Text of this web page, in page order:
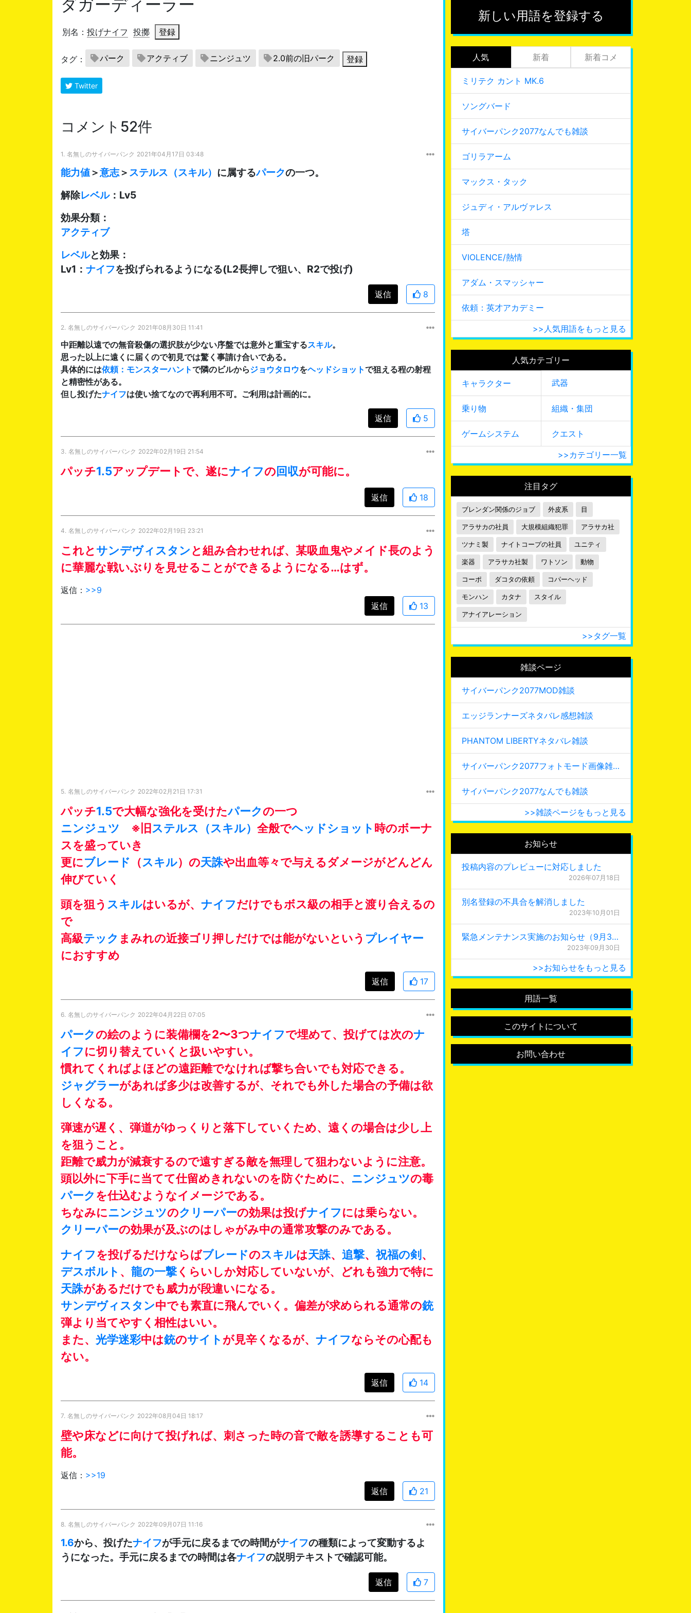
ダガーディーラー
別名： 投げナイフ 投擲 登録
タグ： パーク アクティブ ニンジュツ 2.0前の旧パーク 登録
Twitter
コメント52件
1. 名無しのサイバーパンク 2021年04月17日 03:48
能力値＞意志＞ ステルス（スキル） に属するパークの一つ。
解除レベル：Lv5
効果分類：
アクティブ
レベルと効果：
Lv1： ナイフを投げられるようになる(L2長押しで狙い、R2で投げ)
返信 8
2. 名無しのサイバーパンク 2021年08月30日 11:41
中距離以遠での無音殺傷の選択肢が少ない序盤では意外と重宝するスキル。
思った以上に遠くに届くので初見では驚く事請け合いである。
具体的には依頼：モンスターハントで隣のビルからジョウタロウをヘッドショットで狙える程の射程
と精密性がある。
但し投げたナイフは使い捨てなので再利用不可。ご利用は計画的に。
返信 5
3. 名無しのサイバーパンク 2022年02月19日 21:54
パッチ1.5アップデートで、遂にナイフの回収が可能に。
返信 18
4. 名無しのサイバーパンク 2022年02月19日 23:21
これとサンデヴィスタンと組み合わせれば、某吸血鬼やメイド長のよう
に華麗な戦いぶりを見せることができるようになる…はず。
返信： >>9
返信
13
5. 名無しのサイバーパンク 2022年02月21日 17:31
パッチ1.5で大幅な強化を受けたパークの一つ
ニンジュツ ※旧ステルス（スキル） 全般でヘッドショット 時のボーナ
スを盛っていき
更にブレード （スキル）の天誅や出血等々で与えるダメージがどんどん
伸びていく
頭を狙う スキルはいるが、 ナイフだけでもボス級の相手と渡り合えるの
で
高級テック まみれの近接ゴリ押しだけでは能がないという プレイヤー
におすすめ
返信 17
6. 名無しのサイバーパンク 2022年04月22日 07:05
パークの絵のように装備欄を2〜3つナイフで埋めて、投げては次のナ
イフに切り替えていくと扱いやすい。
慣れてくればよほどの遠距離でなければ撃ち合いでも対応できる。
ジャグラーがあれば多少は改善するが、それでも外した場合の予備は欲
しくなる。
弾速が遅く、弾道がゆっくりと落下していくため、遠くの場合は少し上
を狙うこと。
距離で威力が減衰するので遠すぎる敵を無理して狙わないように注意。
頭以外に下手に当てて仕留めきれないのを防ぐために、 ニンジュツの毒
パーク を仕込むようなイメージである。
ちなみにニンジュツのクリーパーの効果は投げナイフには乗らない。
クリーパーの効果が及ぶのはしゃがみ中の通常攻撃のみである。
ナイフを投げるだけならばブレードのスキルは天誅、 追撃、祝福の剣 、
デスボルト 、 龍の一撃くらいしか対応していないが、どれも強力で特に
天誅があるだけでも威力が段違いになる。
サンデヴィスタン中でも素直に飛んでいく。偏差が求められる通常の銃
弾より当てやすく相性はいい。
また、 光学迷彩中は銃のサイト が見辛くなるが、 ナイフならその心配も
ない。
返信 14
7. 名無しのサイバーパンク 2022年08月04日 18:17
壁や床などに向けて投げれば、刺さった時の音で敵を誘導することも可
能。
返信： >>19
返信
21
8. 名無しのサイバーパンク 2022年09月07日 11:16
1.6から、投げたナイフが手元に戻るまでの時間がナイフの種類によって変動するよ
うになった。手元に戻るまでの時間は各ナイフの説明テキストで確認可能。
返信 7
新しい用語を登録する
人気 新着 新着コメ
ミリテク カント MK.6
ソングバード
サイバーパンク2077なんでも雑談
ゴリラアーム
マックス・タック
ジュディ・アルヴァレス
塔
VIOLENCE/熱情
アダム・スマッシャー
依頼：英才アカデミー
>>人気用語をもっと見る
人気カテゴリー
キャラクター 武器
乗り物 組織・集団
ゲームシステム クエスト
>>カテゴリー一覧
注目タグ
ブレンダン関係のジョブ 外皮系 目
アラサカの社員 大規模組織犯罪 アラサカ社
ツナミ製 ナイトコープの社員 ユニティ
楽器 アラサカ社製 ワトソン 動物
コーポ ダコタの依頼 コパーヘッド
モンハン カタナ スタイル
アナイアレーション
>>タグ一覧
雑談ページ
サイバーパンク2077MOD雑談
エッジランナーズネタバレ感想雑談
PHANTOM LIBERTYネタバレ雑談
サイバーパンク2077フォトモード画像雑談
サイバーパンク2077なんでも雑談
>>雑談ページをもっと見る
お知らせ
投稿内容のプレビューに対応しました
2026年07月18日
別名登録の不具合を解消しました
2023年10月01日
緊急メンテナンス実施のお知らせ（9月30日 0:15更新）
2023年09月30日
>>お知らせをもっと見る
用語一覧
このサイトについて
お問い合わせ